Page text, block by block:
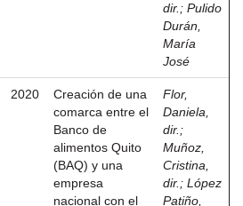
dir. ; Pulido
Durán,
María
José
2020
Creación de una
comarca entre el
Banco de
alimentos Quito
(BAQ) y una
empresa
nacional con el
Flor,
Daniela,
dir. ;
Muñoz,
Cristina,
dir. ; López
Patiño,